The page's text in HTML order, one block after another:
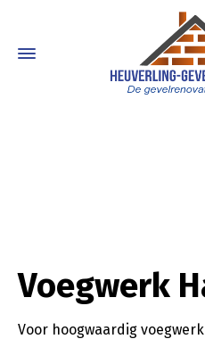
Voegwerk
Voor hoogwaardig